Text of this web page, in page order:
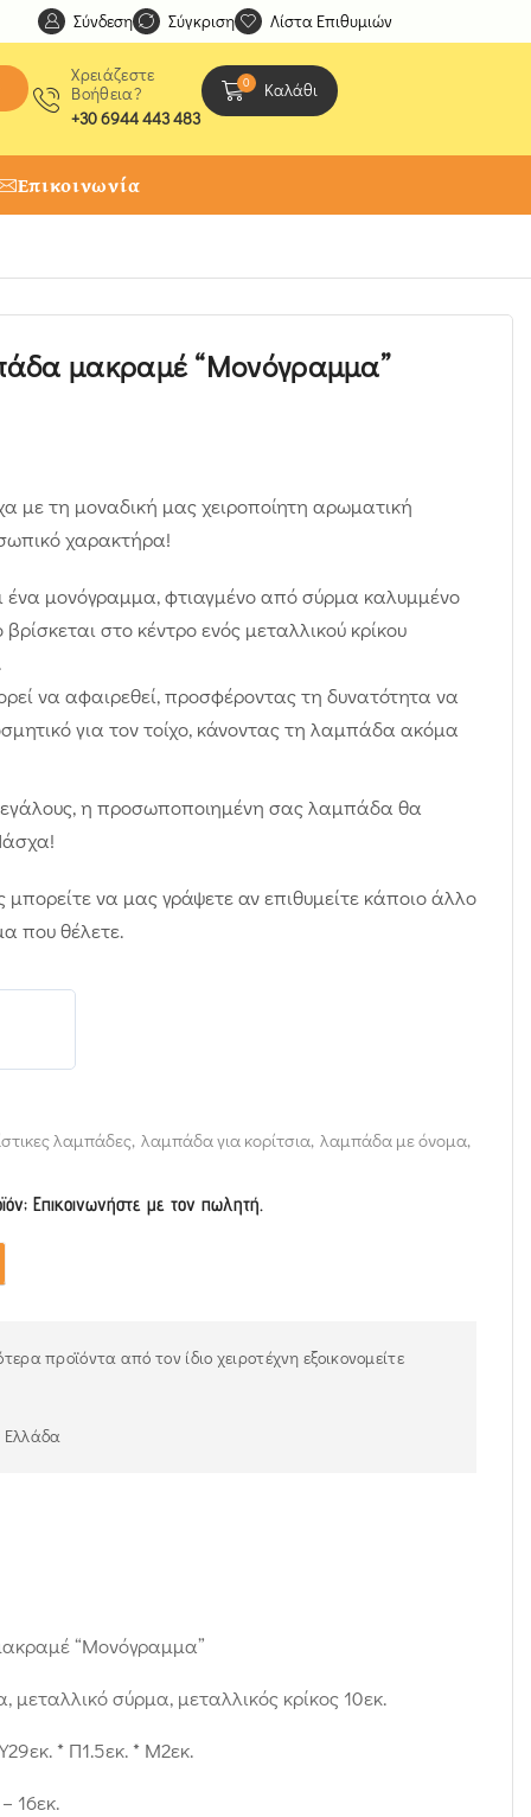
Ανακαλύψτε μοναδικές δημιουργίες από τους
Σύνδεση Σύγκριση Λίστα Επιθυμιών
Χρειάζεστε
Βοήθεια?
+30 6944 443 483
0 Καλάθι
Επικοινωνία
μακραμέ “Μονόγραμμα”
με τη μοναδική μας χειροποίητη αρωματική
χαρακτήρα!
ένα μονόγραμμα, φτιαγμένο από σύρμα καλυμμένο
στο κέντρο ενός μεταλλικού κρίκου
να αφαιρεθεί, προσφέροντας τη δυνατότητα να
για τον τοίχο, κάνοντας τη λαμπάδα ακόμα
μεγάλους, η προσωποποιημένη σας λαμπάδα θα
μπορείτε να μας γράψετε αν επιθυμείτε κάποιο άλλο
που θέλετε.
λαμπάδες, λαμπάδα για κορίτσια, λαμπάδα με όνομα,
Επικοινωνήστε με τον πωλητή.
προϊόντα από τον ίδιο χειροτέχνη εξοικονομείτε
Ελλάδα
“Μονόγραμμα”
σύρμα, μεταλλικός κρίκος 10εκ.
* Π1.5εκ. * Μ2εκ.
16εκ.